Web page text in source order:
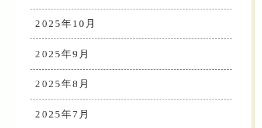
2025年10月
2025年9月
2025年8月
2025年7月